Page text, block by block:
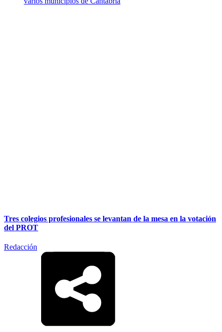
Tres colegios profesionales se levantan de la mesa en la votación
del PROT
Redacción